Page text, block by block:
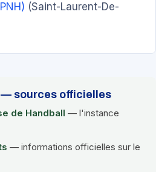
(Saint-Laurent-De-
— sources officielles
de Handball — l'instance
— informations officielles sur le